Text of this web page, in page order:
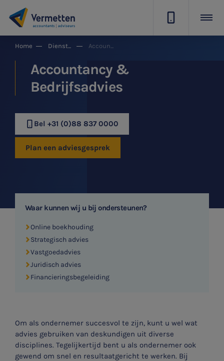
Home Dienstgroepen Accountancy & Bedrijfsadvies
Accountancy &
Bedrijfsadvies
Bel +31 (0)88 837 0000
Plan een adviesgesprek
Waar kunnen wij u bij ondersteunen?
Online boekhouding
Strategisch advies
Vastgoedadvies
Juridisch advies
Financieringsbegeleiding
Om als ondernemer succesvol te zijn, kunt u wel wat
advies gebruiken van deskundigen uit diverse
disciplines. Tegelijkertijd bent u als ondernemer ook
gewend om snel en resultaatgericht te werken. Bij